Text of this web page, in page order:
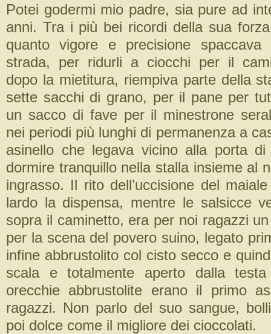
Potei godermi mio padre, sia pure ad
anni. Tra i più bei ricordi della sua
quanto vigore e precisione
strada, per ridurli a ciocchi per il
dopo la mietitura, riempiva parte della
sette sacchi di grano, per il pane per
un sacco di fave per il minestrone
nei periodi più lunghi di permanenza a
asinello che legava vicino alla porta
dormire tranquillo nella stalla insieme al
ingrasso. Il rito dell’uccisione del
lardo la dispensa, mentre le salsicce
sopra il caminetto, era per noi ragazzi
per la scena del povero suino, legato
infine abbrustolito col cisto secco e
scala e totalmente aperto dalla
orecchie abbrustolite erano il primo
ragazzi. Non parlo del suo sangue,
poi dolce come il migliore dei cioccolati.